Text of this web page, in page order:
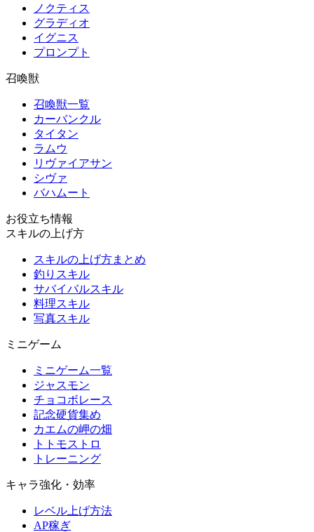
ノクティス
グラディオ
イグニス
プロンプト
召喚獣
召喚獣一覧
カーバンクル
タイタン
ラムウ
リヴァイアサン
シヴァ
バハムート
お役立ち情報
スキルの上げ方
スキルの上げ方まとめ
釣りスキル
サバイバルスキル
料理スキル
写真スキル
ミニゲーム
ミニゲーム一覧
ジャスモン
チョコボレース
記念硬貨集め
カエムの岬の畑
トトモストロ
トレーニング
キャラ強化・効率
レベル上げ方法
AP稼ぎ